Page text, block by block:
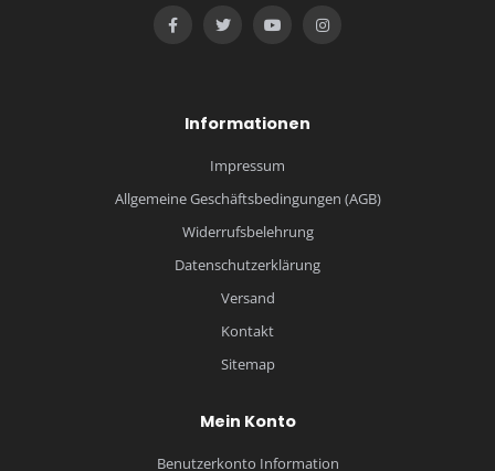
Informationen
Impressum
Allgemeine Geschäftsbedingungen (AGB)
Widerrufsbelehrung
Datenschutzerklärung
Versand
Kontakt
Sitemap
Mein Konto
Benutzerkonto Information